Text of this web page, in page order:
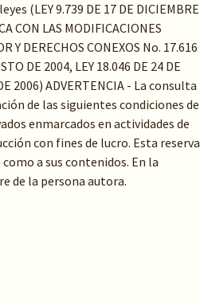
(LEY 9.739 DE 17 DE DICIEMBRE
CON LAS MODIFICACIONES
Y DERECHOS CONEXOS No. 17.616
DE 2004, LEY 18.046 DE 24 DE
2006) ADVERTENCIA - La consulta
de las siguientes condiciones de
enmarcados en actividades de
con fines de lucro. Esta reserva
a sus contenidos. En la
de la persona autora.